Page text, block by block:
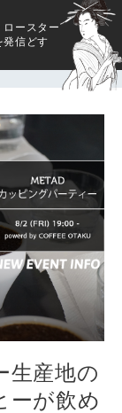
ースター
発信どす
生産地の
ーが飲め